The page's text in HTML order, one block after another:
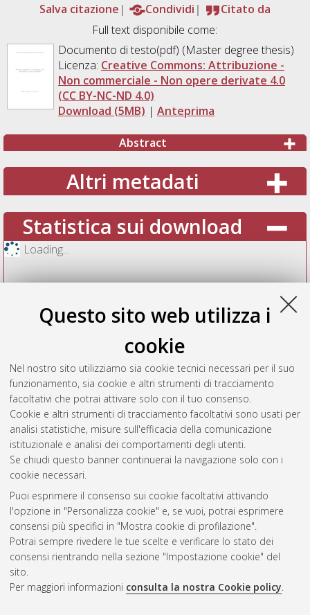
Questo sito web utilizza i
cookie
Nel nostro sito utilizziamo sia cookie tecnici necessari per il suo
funzionamento, sia cookie e altri strumenti di tracciamento
facoltativi che potrai attivare solo con il tuo consenso.
Cookie e altri strumenti di tracciamento facoltativi sono usati per
analisi statistiche, misure sull'efficacia della comunicazione
istituzionale e analisi dei comportamenti degli utenti.
Se chiudi questo banner continuerai la navigazione solo con i
cookie necessari.
Puoi esprimere il consenso sui cookie facoltativi attivando
l'opzione in "Personalizza cookie" e, se vuoi, potrai esprimere
consensi più specifici in "Mostra cookie di profilazione".
Potrai sempre rivedere le tue scelte e verificare lo stato dei
consensi rientrando nella sezione "Impostazione cookie" del
sito.
Per maggiori informazioni consulta la nostra Cookie policy.
Salva citazione
Condividi
Citato da
Full text disponibile come:
Documento di testo(pdf) (Master degree thesis)
Licenza: Creative Commons: Attribuzione -
Non commerciale - Non opere derivate 4.0
(CC BY-NC-ND 4.0)
Download (5MB) | Anteprima
Abstract
Altri metadati
Statistica sui download
Loading...
Vedi altre statistiche
Gestione del documento:
Atom
Rss
AMS Acta
ISSN: 2038-7954
re3data.org -
doi.org/10.17616/R3P19R
Servizio implementato e
Impostazioni Cookie